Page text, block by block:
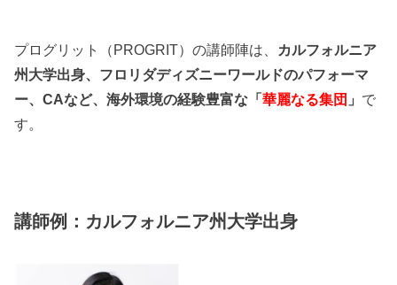
プログリット（PROGRIT）の講師陣は、 カルフォルニア
州大学出身、フロリダディズニーワールドのパフォーマ
ー、CAなど、海外環境の経験豊富な「華麗なる集団 」 で
す。
講師例：カルフォルニア州大学出身